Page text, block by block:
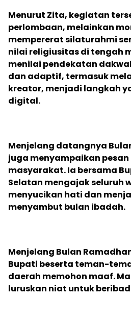
‎Menurut Zita, kegiatan
perlombaan, melainkan
mempererat silaturahmi
nilai religiusitas di tengah
menilai pendekatan
dan adaptif, termasuk
kreator, menjadi langkah
digital.
‎Menjelang datangnya
juga menyampaikan
masyarakat. Ia bersama
Selatan mengajak seluruh
menyucikan hati dan
menyambut bulan ibadah.
‎Menjelang Bulan
Bupati beserta teman-
daerah memohon maaf.
luruskan niat untuk